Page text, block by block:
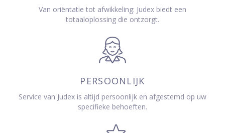
Van oriëntatie tot afwikkeling: Judex biedt een
totaaloplossing die ontzorgt.
PERSOONLIJK
Service van Judex is altijd persoonlijk en afgestemd op uw
specifieke behoeften.